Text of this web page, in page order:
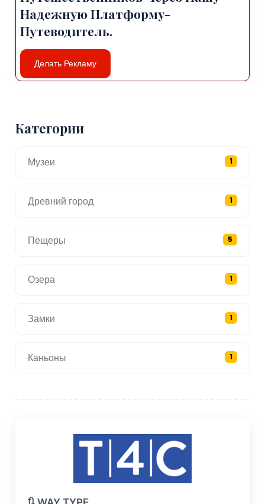
Надежную Платформу-
Путеводитель.
Делать Рекламу
Категории
Музеи 1
Древний город 1
Пещеры 5
Озера 1
Замки 1
Каньоны 1